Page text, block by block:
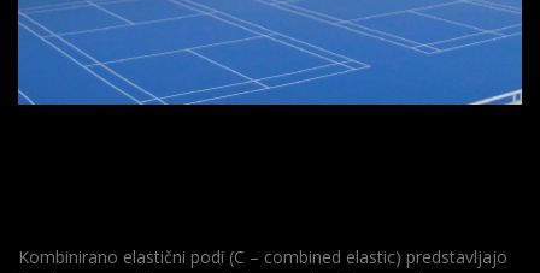
Kombinirano elastični podi (C – combined elastic) predstavljajo